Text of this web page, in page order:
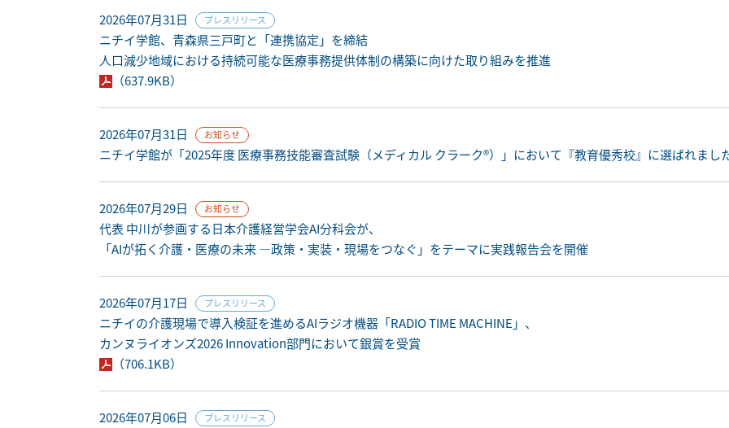
2026年07月31日 プレスリリース
ニチイ学館、青森県三戸町と「連携協定」を締結
人口減少地域における持続可能な医療事務提供体制の構築に向けた取り組みを推進
（637.9KB）
2026年07月31日 お知らせ
ニチイ学館が「2025年度 医療事務技能審査試験（メディカル クラーク®）」において『教育優秀校』に選ばれまし
2026年07月29日 お知らせ
代表 中川が参画する日本介護経営学会AI分科会が、
「AIが拓く介護・医療の未来 ―政策・実装・現場をつなぐ」をテーマに実践報告会を開催
2026年07月17日 プレスリリース
ニチイの介護現場で導入検証を進めるAIラジオ機器「RADIO TIME MACHINE」、
カンヌライオンズ2026 Innovation部門において銀賞を受賞
（706.1KB）
2026年07月06日 プレスリリース